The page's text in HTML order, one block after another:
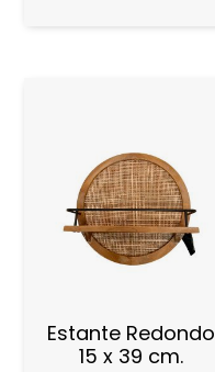
Estante Redondo
15 x 39 cm.